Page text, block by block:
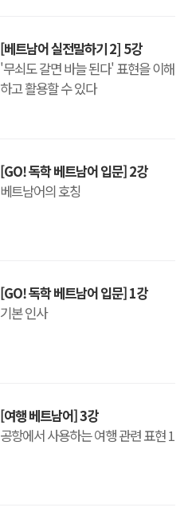
[베트남어 실전말하기 2] 5강
'무쇠도 갈면 바늘 된다' 표현을 이해
하고 활용할 수 있다
[GO! 독학 베트남어 입문] 2강
베트남어의 호칭
[GO! 독학 베트남어 입문] 1강
기본 인사
[여행 베트남어] 3강
공항에서 사용하는 여행 관련 표현 1